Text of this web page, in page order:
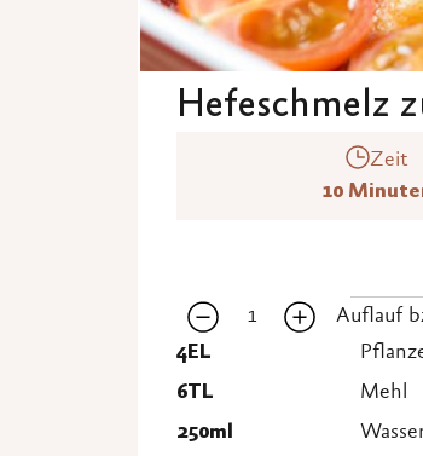
Hefeschmelz
Zeit
10
1
Auflauf
4EL
6TL
Mehl
250ml